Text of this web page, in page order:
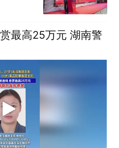
最高25万元 湖南警